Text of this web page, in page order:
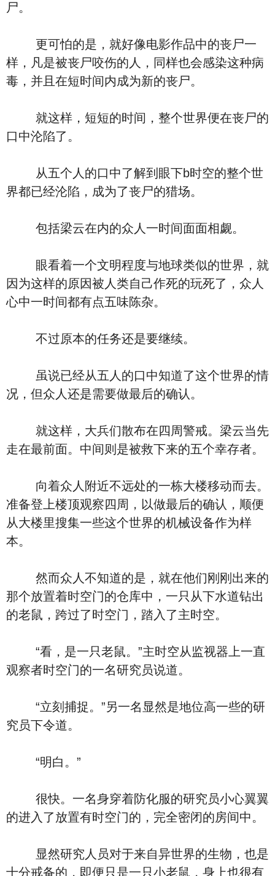
尸。
更可怕的是，就好像电影作品中的丧尸一
样，凡是被丧尸咬伤的人，同样也会感染这种病
毒，并且在短时间内成为新的丧尸。
就这样，短短的时间，整个世界便在丧尸的
口中沦陷了。
从五个人的口中了解到眼下b时空的整个世
界都已经沦陷，成为了丧尸的猎场。
包括梁云在内的众人一时间面面相觑。
眼看着一个文明程度与地球类似的世界，就
因为这样的原因被人类自己作死的玩死了，众人
心中一时间都有点五味陈杂。
不过原本的任务还是要继续。
虽说已经从五人的口中知道了这个世界的情
况，但众人还是需要做最后的确认。
就这样，大兵们散布在四周警戒。梁云当先
走在最前面。中间则是被救下来的五个幸存者。
向着众人附近不远处的一栋大楼移动而去。
准备登上楼顶观察四周，以做最后的确认，顺便
从大楼里搜集一些这个世界的机械设备作为样
本。
然而众人不知道的是，就在他们刚刚出来的
那个放置着时空门的仓库中，一只从下水道钻出
的老鼠，跨过了时空门，踏入了主时空。
“看，是一只老鼠。”主时空从监视器上一直
观察者时空门的一名研究员说道。
“立刻捕捉。”另一名显然是地位高一些的研
究员下令道。
“明白。”
很快。一名身穿着防化服的研究员小心翼翼
的进入了放置有时空门的，完全密闭的房间中。
显然研究人员对于来自异世界的生物，也是
十分戒备的，即便只是一只小老鼠，身上也很有